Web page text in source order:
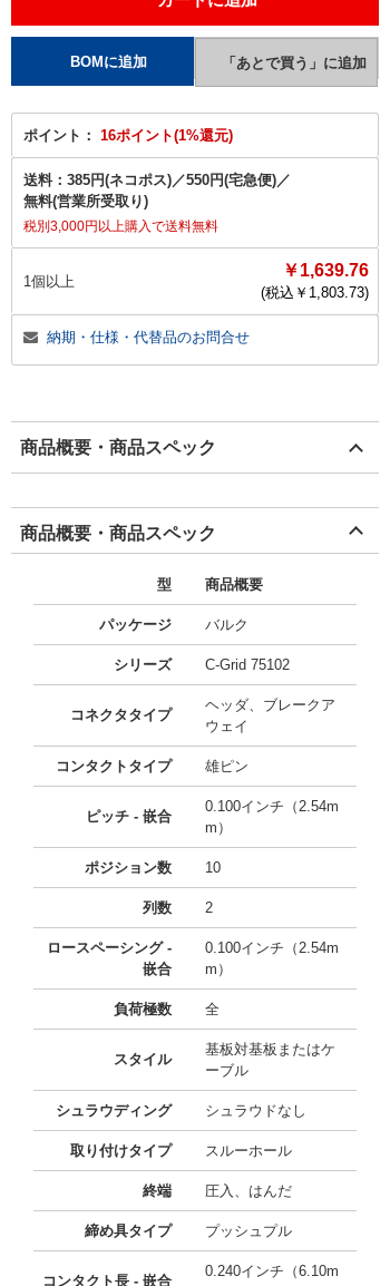
ポイント： 16ポイント(1%還元)
送料： 385円(ネコポス)／550円(宅急便)／
無料(営業所受取り)
税別3,000円以上購入で送料無料
1個以上
￥1,639.76
(税込￥ 1,803.73)
納期・仕様・代替品のお問合せ
商品概要・商品スペック
商品概要・商品スペック
型 商品概要
パッケージ バルク
シリーズ C-Grid 75102
コネクタタイプ
ヘッダ、ブレークア
ウェイ
コンタクトタイプ 雄ピン
ピッチ - 嵌合
0.100インチ（2.54m
m）
ポジション数 10
列数 2
ロースペーシング -
嵌合
0.100インチ（2.54m
m）
負荷極数 全
スタイル
基板対基板またはケ
ーブル
シュラウディング シュラウドなし
取り付けタイプ スルーホール
終端 圧入、はんだ
締め具タイプ プッシュプル
コンタクト長 - 嵌合
0.240インチ（6.10m